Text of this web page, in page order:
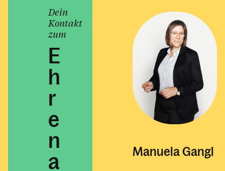
Manuela Gangl
Dein
Kontakt
zum
E
h
r
e
n
a